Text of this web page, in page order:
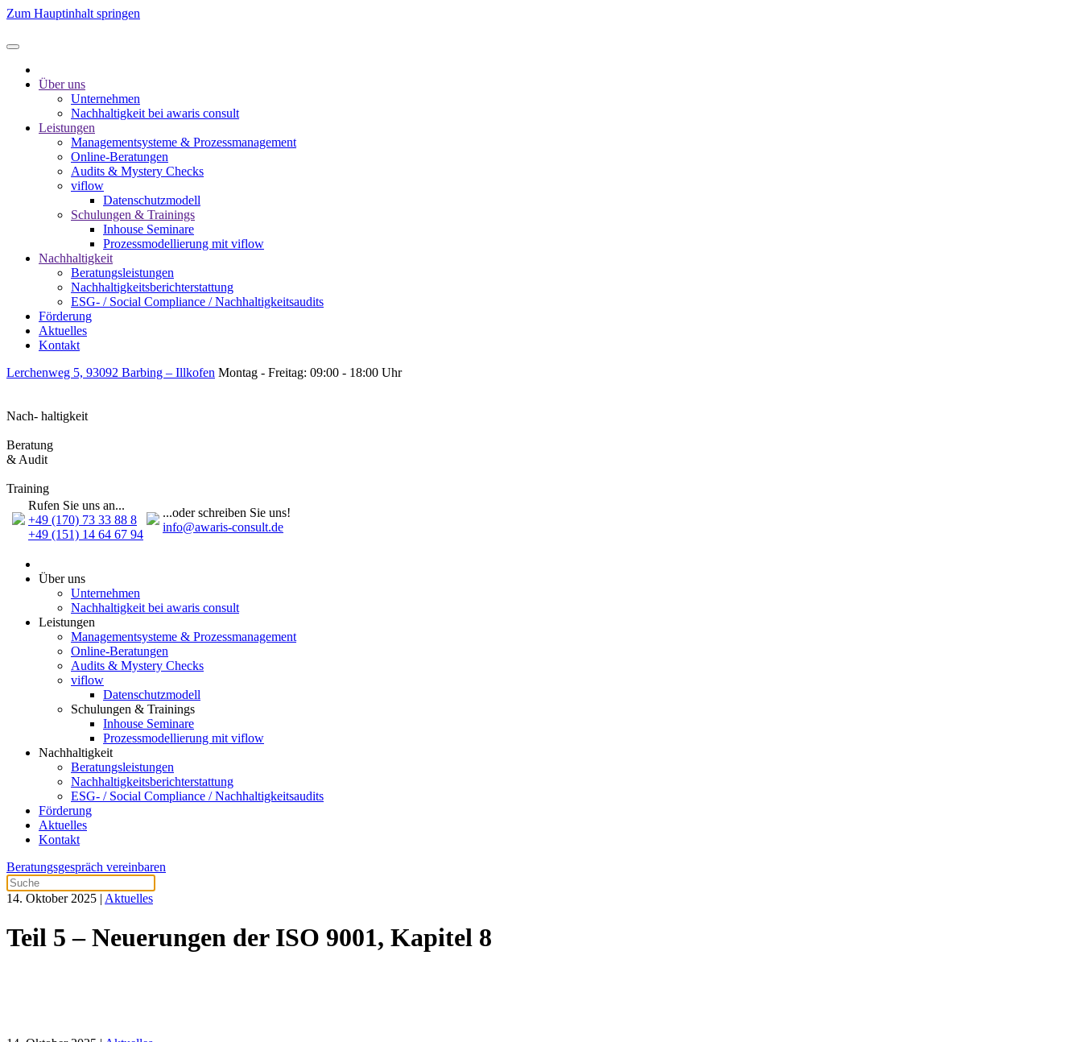
Zum Hauptinhalt springen
Über uns
Unternehmen
Nachhaltigkeit bei awaris consult
Leistungen
Management­systeme & Prozess­management
Online-Beratungen
Audits & Mystery Checks
viflow
Datenschutzmodell
Schulungen & Trainings
Inhouse Seminare
Prozessmodellierung mit viflow
Nachhaltigkeit
Beratungsleistungen
Nachhaltigkeitsberichterstattung
ESG- / Social Compliance / Nachhaltigkeitsaudits
Förderung
Aktuelles
Kontakt
Lerchenweg 5, 93092 Barbing – Illkofen Montag - Freitag: 09:00 - 18:00 Uhr
Nach- haltigkeit
Beratung
& Audit
Training
Rufen Sie uns an...
+49 (170) 73 33 88 8
+49 (151) 14 64 67 94
...oder schreiben Sie uns!
info@awaris-consult.de
Über uns
Unternehmen
Nachhaltigkeit bei awaris consult
Leistungen
Management­systeme & Prozess­management
Online-Beratungen
Audits & Mystery Checks
viflow
Datenschutzmodell
Schulungen & Trainings
Inhouse Seminare
Prozessmodellierung mit viflow
Nachhaltigkeit
Beratungsleistungen
Nachhaltigkeitsberichterstattung
ESG- / Social Compliance / Nachhaltigkeitsaudits
Förderung
Aktuelles
Kontakt
Beratungsgespräch vereinbaren
14. Oktober 2025 | Aktuelles
Teil 5 – Neuerungen der ISO 9001, Kapitel 8